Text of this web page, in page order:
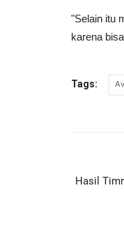
"Selain itu
karena
Tags:
Hasil